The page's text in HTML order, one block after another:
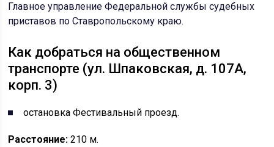
Главное управление Федеральной службы судебных
приставов по Ставропольскому краю.
Как добраться на общественном
транспорте (ул. Шпаковская, д. 107А,
корп. 3)
остановка Фестивальный проезд.
Расстояние:210 м.